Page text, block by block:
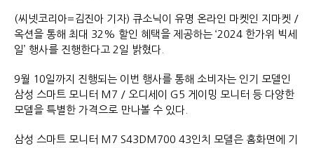
(씨넷코리아=김진아 기자) 큐소닉이 유명 온라인 마켓인 지마켓 /
옥션을 통해 최대 32% 할인 혜택을 제공하는 ‘2024 한가위 빅세
일’ 행사를 진행한다고 2일 밝혔다.
9월 10일까지 진행되는 이번 행사를 통해 소비자는 인기 모델인
삼성 스마트 모니터 M7 / 오디세이 G5 게이밍 모니터 등 다양한
모델을 특별한 가격으로 만나볼 수 있다.
삼성 스마트 모니터 M7 S43DM700 43인치 모델은 홈화면에 기